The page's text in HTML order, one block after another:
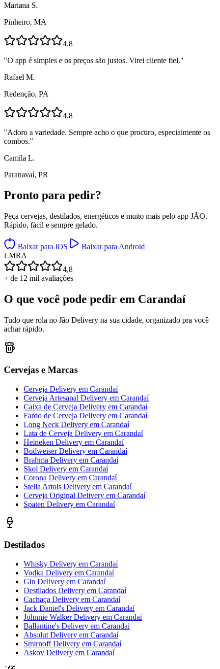
Mariana S.
Pinheiro, MA
4.8
"O app é simples e os preços são justos. Virei cliente fiel."
Rafael M.
Redenção, PA
4.8
"Adoro a variedade. Sempre acho o que procuro, especialmente os
combos."
Camila L.
Paranavaí, PR
Pronto para pedir?
Peça cervejas, destilados, energéticos e muito mais pelo app JÃO.
Rápido, fácil e sempre gelado.
Baixar para iOS
Baixar para Android
LMRA
4,8
+ de 12 mil avaliações
O que você pode pedir em Carandaí
Tudo que rola no Jão Delivery na sua cidade, organizado pra você
achar rápido.
Cervejas e Marcas
Cerveja Delivery em Carandaí
Cerveja Artesanal Delivery em Carandaí
Caixa de Cerveja Delivery em Carandaí
Fardo de Cerveja Delivery em Carandaí
Long Neck Delivery em Carandaí
Lata de Cerveja Delivery em Carandaí
Heineken Delivery em Carandaí
Budweiser Delivery em Carandaí
Brahma Delivery em Carandaí
Skol Delivery em Carandaí
Corona Delivery em Carandaí
Stella Artois Delivery em Carandaí
Cerveja Original Delivery em Carandaí
Spaten Delivery em Carandaí
Destilados
Whisky Delivery em Carandaí
Vodka Delivery em Carandaí
Gin Delivery em Carandaí
Destilados Delivery em Carandaí
Cachaça Delivery em Carandaí
Jack Daniel's Delivery em Carandaí
Johnnie Walker Delivery em Carandaí
Ballantine's Delivery em Carandaí
Absolut Delivery em Carandaí
Smirnoff Delivery em Carandaí
Askov Delivery em Carandaí